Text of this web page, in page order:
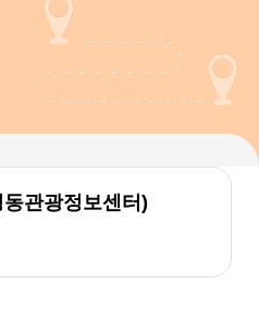
관광정보센터)